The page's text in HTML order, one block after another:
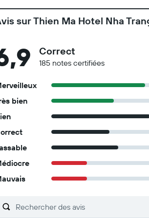
sur Thien Ma Hotel Nha
Correct
185 notes certifiées
bien